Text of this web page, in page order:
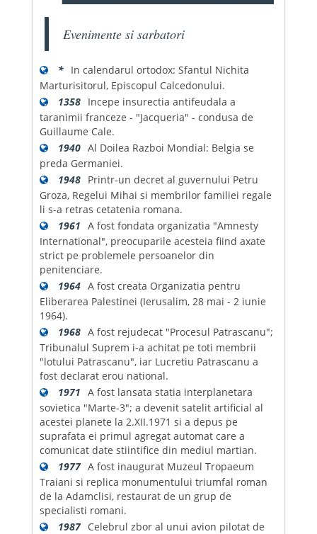
Evenimente si sarbatori
* In calendarul ortodox: Sfantul Nichita
Marturisitorul, Episcopul Calcedonului.
1358 Incepe insurectia antifeudala a
taranimii franceze - "Jacqueria" - condusa de
Guillaume Cale.
1940 Al Doilea Razboi Mondial: Belgia se
preda Germaniei.
1948 Printr-un decret al guvernului Petru
Groza, Regelui Mihai si membrilor familiei regale
li s-a retras cetatenia romana.
1961 A fost fondata organizatia "Amnesty
International", preocuparile acesteia fiind axate
strict pe problemele persoanelor din
penitenciare.
1964 A fost creata Organizatia pentru
Eliberarea Palestinei (Ierusalim, 28 mai - 2 iunie
1964).
1968 A fost rejudecat "Procesul Patrascanu";
Tribunalul Suprem i-a achitat pe toti membrii
"lotului Patrascanu", iar Lucretiu Patrascanu a
fost declarat erou national.
1971 A fost lansata statia interplanetara
sovietica "Marte-3"; a devenit satelit artificial al
acestei planete la 2.XII.1971 si a depus pe
suprafata ei primul agregat automat care a
comunicat date stiintifice din mediul martian.
1977 A fost inaugurat Muzeul Tropaeum
Traiani si replica monumentului triumfal roman
de la Adamclisi, restaurat de un grup de
specialisti romani.
1987 Celebrul zbor al unui avion pilotat de